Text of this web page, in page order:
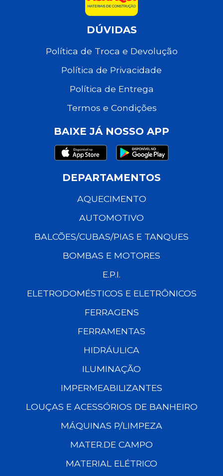
DÚVIDAS
Política de Troca e Devolução
Política de Privacidade
Política de Entrega
Termos e Condições
BAIXE JÁ NOSSO APP
DEPARTAMENTOS
AQUECIMENTO
AUTOMOTIVO
BALCÕES/CUBAS/PIAS E TANQUES
BOMBAS E MOTORES
E.P.I.
ELETRODOMÉSTICOS E ELETRÔNICOS
FERRAGENS
FERRAMENTAS
HIDRÁULICA
ILUMINAÇÃO
IMPERMEABILIZANTES
LOUÇAS E ACESSÓRIOS DE BANHEIRO
MÁQUINAS P/LIMPEZA
MATER.DE CAMPO
MATERIAL ELÉTRICO